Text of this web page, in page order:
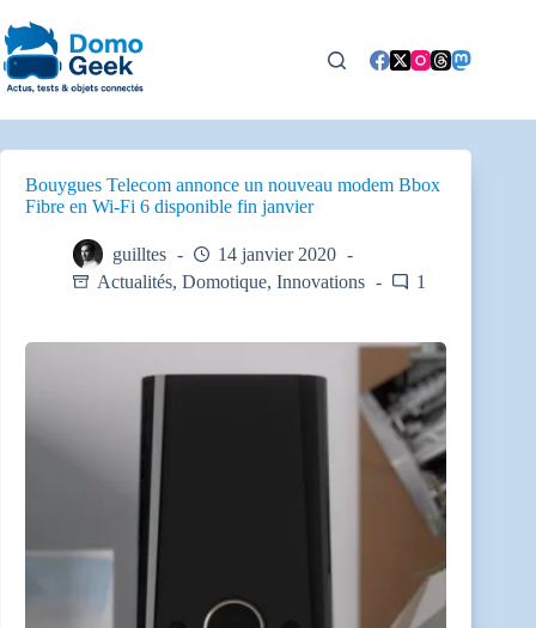
au
contenu
Bouygues Telecom annonce un nouveau modem Bbox
Fibre en Wi-Fi 6 disponible fin janvier
guilltes
14 janvier 2020
Actualités, Domotique, Innovations 1